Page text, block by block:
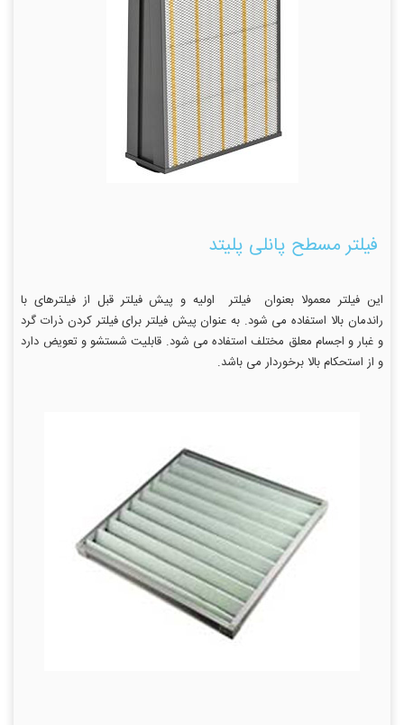
فیلتر مسطح پانلی پلیتد
این فیلتر معمولا بعنوان فیلتر اولیه و پیش فیلتر قبل از فیلترهای با
راندمان بالا استفاده می شود. به عنوان پیش فیلتر برای فیلتر کردن ذرات گرد
و غبار و اجسام معلق مختلف استفاده می شود. قابلیت شستشو و تعویض دارد
و از استحکام بالا برخوردار می باشد.